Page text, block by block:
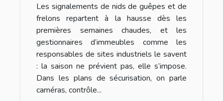
Les signalements de nids de guêpes et de
frelons repartent à la hausse dès les
premières semaines chaudes, et les
gestionnaires d’immeubles comme les
responsables de sites industriels le savent
: la saison ne prévient pas, elle s’impose.
Dans les plans de sécurisation, on parle
caméras, contrôle...